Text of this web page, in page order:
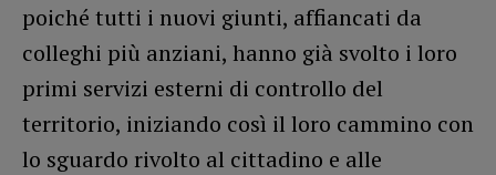
poiché tutti i nuovi giunti, affiancati da
colleghi più anziani, hanno già svolto i loro
primi servizi esterni di controllo del
territorio, iniziando così il loro cammino con
lo sguardo rivolto al cittadino e alle